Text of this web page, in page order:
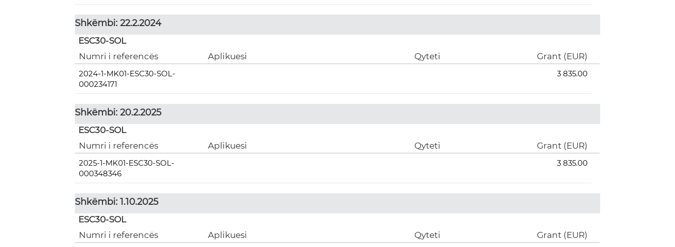
Shkëmbi: 22.2.2024
ESC30-SOL
Numri i referencës
Aplikuesi Qyteti Grant (EUR)
2024-1-MK01-ESC30-SOL-
000234171
3 835.00
Shkëmbi: 20.2.2025
ESC30-SOL
Numri i referencës
Aplikuesi Qyteti Grant (EUR)
2025-1-MK01-ESC30-SOL-
000348346
3 835.00
Shkëmbi: 1.10.2025
ESC30-SOL
Numri i referencës
Aplikuesi Qyteti Grant (EUR)